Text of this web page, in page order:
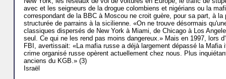
avec et les seigneurs de la drogue colombiens et nigérians ou la
correspondant de la BBC à Moscou ne croit guère, pour sa part, à
structurée de parrains à la sicilienne. «On ne trouve désormais
classiques dispersés de New York à Miami, de Chicago à Los
seul. Ce qui ne les rend pas moins dangereux.» Mais en 1997, lors
FBI, avertissait: «La mafia russe a déjà largement dépassé la Mafia
crime organisé russe opèrent actuellement chez nous. Plus
anciens du KGB.» (3)
Israël